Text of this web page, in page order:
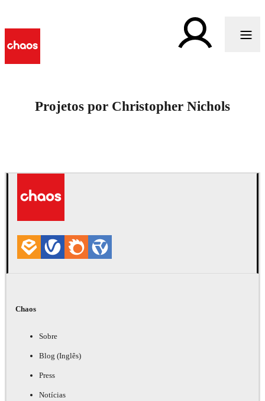
Projetos por Christopher Nichols
Chaos
Sobre
Blog (Inglês)
Press
Notícias